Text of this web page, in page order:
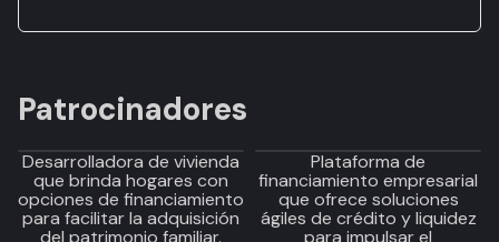
Patrocinadores
Desarrolladora de vivienda
que brinda hogares con
opciones de financiamiento
para facilitar la adquisición
del patrimonio familiar.
Plataforma de
financiamiento empresarial
que ofrece soluciones
ágiles de crédito y liquidez
para impulsar el